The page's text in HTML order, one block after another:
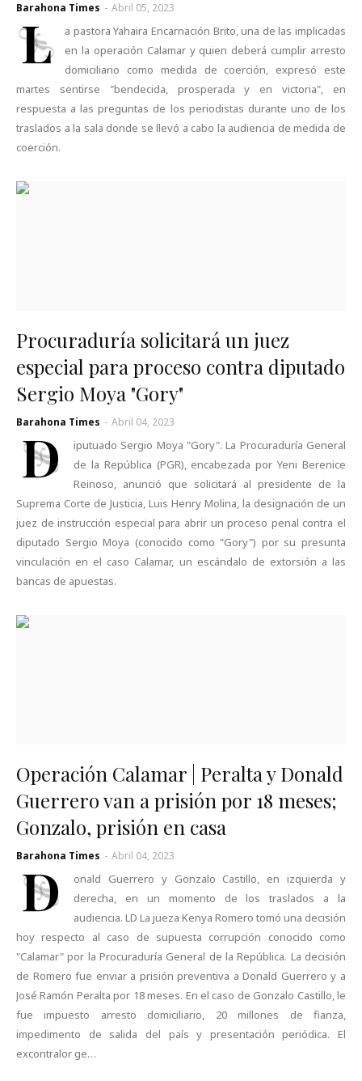
Barahona Times - Abril 05, 2023
L
a pastora Yahaira Encarnación Brito, una de las implicadas
en la operación Calamar y quien deberá cumplir arresto
domiciliario como medida de coerción, expresó este
martes sentirse "bendecida, prosperada y en victoria", en
respuesta a las preguntas de los periodistas durante uno de los
traslados a la sala donde se llevó a cabo la audiencia de medida de
coerción.
Procuraduría solicitará un juez
especial para proceso contra diputado
Sergio Moya "Gory"
Barahona Times - Abril 04, 2023
D
iputuado Sergio Moya "Gory". La Procuraduría General
de la República (PGR), encabezada por Yeni Berenice
Reinoso, anunció que solicitará al presidente de la
Suprema Corte de Justicia, Luis Henry Molina, la designación de un
juez de instrucción especial para abrir un proceso penal contra el
diputado Sergio Moya (conocido como "Gory") por su presunta
vinculación en el caso Calamar, un escándalo de extorsión a las
bancas de apuestas.
Operación Calamar | Peralta y Donald
Guerrero van a prisión por 18 meses;
Gonzalo, prisión en casa
Barahona Times - Abril 04, 2023
D
onald Guerrero y Gonzalo Castillo, en izquierda y
derecha, en un momento de los traslados a la
audiencia. LD La jueza Kenya Romero tomó una decisión
hoy respecto al caso de supuesta corrupción conocido como
"Calamar" por la Procuraduría General de la República. La decisión
de Romero fue enviar a prisión preventiva a Donald Guerrero y a
José Ramón Peralta por 18 meses. En el caso de Gonzalo Castillo, le
fue impuesto arresto domiciliario, 20 millones de fianza,
impedimento de salida del país y presentación periódica. El
excontralor ge…